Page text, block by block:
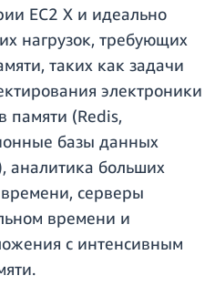
EC2 X и идеально
нагрузок, требующих
таких как задачи
электроники
памяти (Redis,
базы данных
аналитика больших
серверы
времени и
с интенсивным